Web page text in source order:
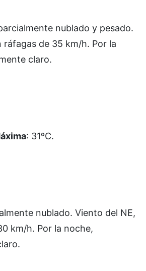
nublado y pesado.
ráfagas de 35 km/h. Por la
claro.
: 31ºC.
nublado. Viento del NE,
km/h. Por la noche,